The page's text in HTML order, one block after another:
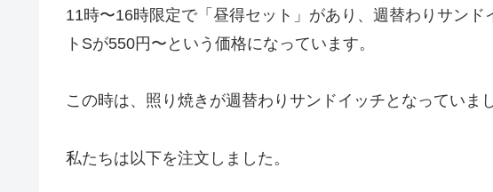
11時〜16時限定で「昼得セット」があり、週替わりサン
トSが550円〜という価格になっています。
この時は、照り焼きが週替わりサンドイッチとなっていまし
私たちは以下を注文しました。